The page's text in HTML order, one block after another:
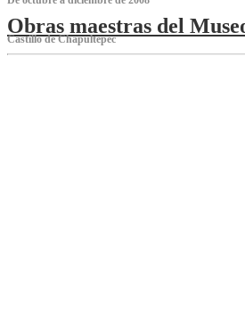
Obras maestras del
Castillo de Chapultepec